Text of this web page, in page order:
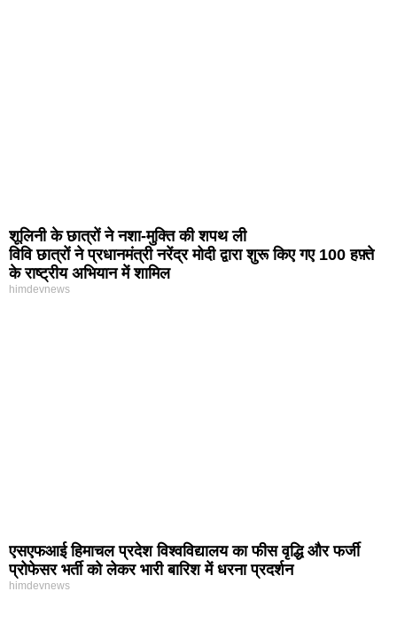
शूलिनी के छात्रों ने नशा-मुक्ति की शपथ ली
विवि छात्रों ने प्रधानमंत्री नरेंद्र मोदी द्वारा शुरू किए गए 100 हफ़्ते
के राष्ट्रीय अभियान में शामिल
himdevnews
एसएफआई हिमाचल प्रदेश विश्वविद्यालय का फीस वृद्धि और फर्जी
प्रोफेसर भर्ती को लेकर भारी बारिश में धरना प्रदर्शन
himdevnews